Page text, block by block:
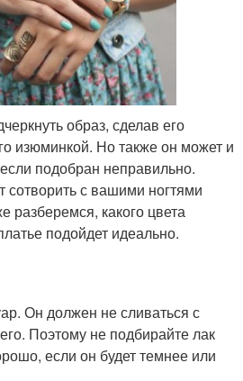
образ, сделав его
изюминкой. Но также он может и
подобран неправильно.
сотворить с вашими ногтями
разберемся, какого цвета
подойдет идеально.
Он должен не сливаться с
Поэтому не подбирайте лак
если он будет темнее или